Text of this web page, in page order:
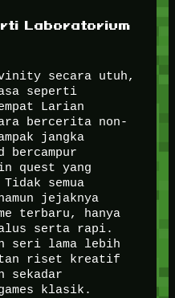
Laboratorium
secara utuh,
seperti
Larian
bercerita non-
jangka
bercampur
quest yang
semua
jejaknya
terbaru, hanya
serta rapi.
seri lama lebih
riset kreatif
sekadar
klasik.